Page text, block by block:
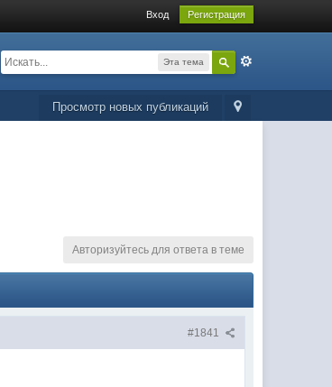
Вход Регистрация
Эта тема
Просмотр новых публикаций
Авторизуйтесь для ответа в теме
#1841